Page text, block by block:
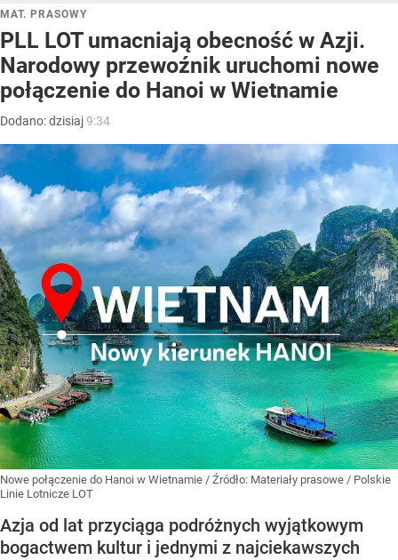
MAT. PRASOWY
PLL LOT umacniają obecność w Azji.
Narodowy przewoźnik uruchomi nowe
połączenie do Hanoi w Wietnamie
Dodano:dzisiaj9:34
Nowe połączenie do Hanoi w Wietnamie / Źródło: Materiały prasowe / Polskie
Linie Lotnicze LOT
Azja od lat przyciąga podróżnych wyjątkowym
bogactwem kultur i jednymi z najciekawszych